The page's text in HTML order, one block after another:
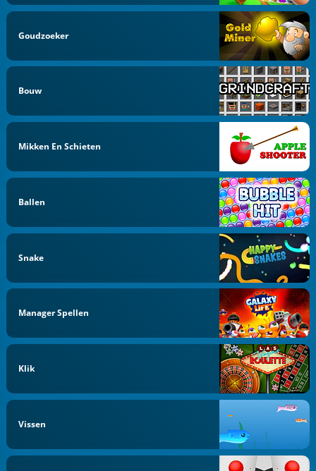
Goudzoeker
Bouw
Mikken En Schieten
Ballen
Snake
Manager Spellen
Klik
Vissen